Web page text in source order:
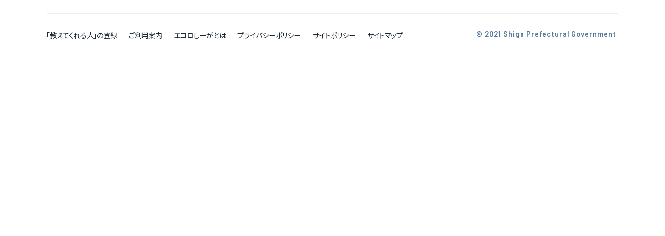
「教えてくれる人」の登録 ご利用案内 エコロしーがとは プライバシーポリシー サイトポリシー サイトマップ © 2021 Shiga Prefectural Government.